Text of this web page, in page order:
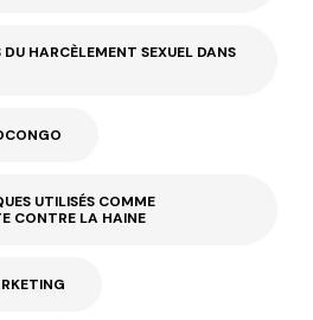
HARCÈLEMENT SEXUEL DANS
UTILISÉS COMME
CONTRE LA HAINE